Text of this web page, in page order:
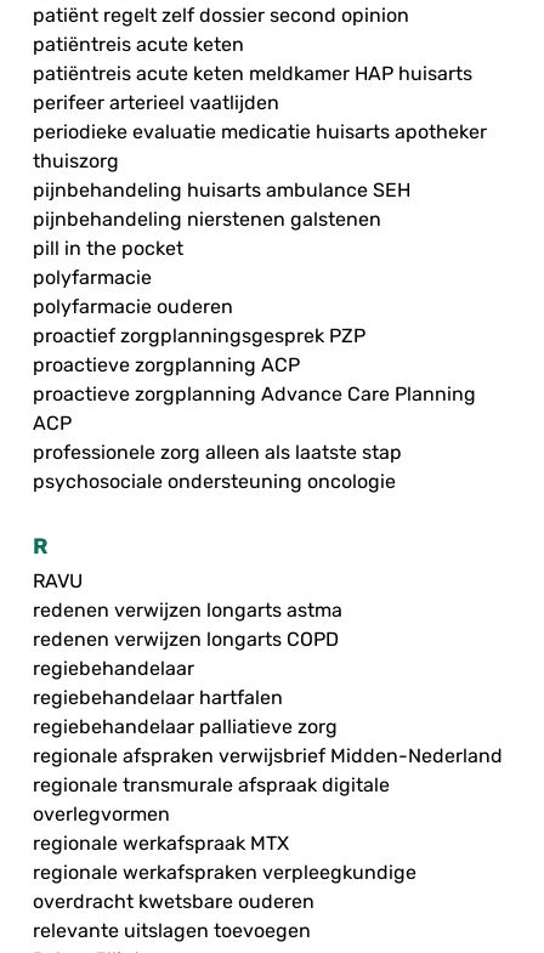
patiënt regelt zelf dossier second opinion
patiëntreis acute keten
patiëntreis acute keten meldkamer HAP huisarts
perifeer arterieel vaatlijden
periodieke evaluatie medicatie huisarts apotheker
thuiszorg
pijnbehandeling huisarts ambulance SEH
pijnbehandeling nierstenen galstenen
pill in the pocket
polyfarmacie
polyfarmacie ouderen
proactief zorgplanningsgesprek PZP
proactieve zorgplanning ACP
proactieve zorgplanning Advance Care Planning
ACP
professionele zorg alleen als laatste stap
psychosociale ondersteuning oncologie
R
RAVU
redenen verwijzen longarts astma
redenen verwijzen longarts COPD
regiebehandelaar
regiebehandelaar hartfalen
regiebehandelaar palliatieve zorg
regionale afspraken verwijsbrief Midden-Nederland
regionale transmurale afspraak digitale
overlegvormen
regionale werkafspraak MTX
regionale werkafspraken verpleegkundige
overdracht kwetsbare ouderen
relevante uitslagen toevoegen